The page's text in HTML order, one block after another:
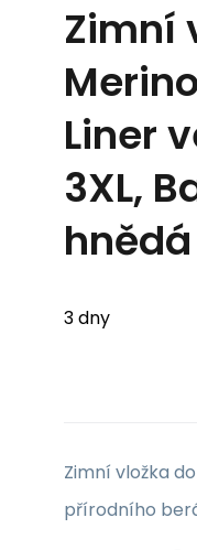
Zimní
Liner
3XL,
hnědá
3 dny
Zimní vložka
přírodního